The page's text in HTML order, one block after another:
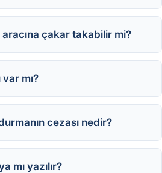
çakar takabilir mi?
mı?
cezası nedir?
mı yazılır?